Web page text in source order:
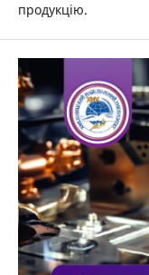
продукцію.